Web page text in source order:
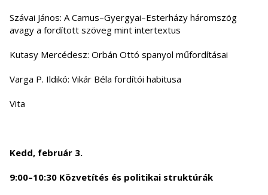
Szávai János: A Camus–Gyergyai–Esterházy háromszög
avagy a fordított szöveg mint intertextus
Kutasy Mercédesz: Orbán Ottó spanyol műfordításai
Varga P. Ildikó: Vikár Béla fordítói habitusa
Vita
Kedd, február 3.
9:00–10:30 Közvetítés és politikai struktúrák